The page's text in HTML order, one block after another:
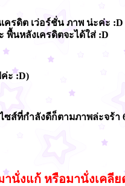
รดิต เว่อร์ชั่น ภาพ น่ะค่ะ :D
พื้นหลังเครดิตจะได้ใส่ :D
ะ :D)
ที่กำลังดีก็ตามภาพล่ะจร้า
นั่งแก้ หรือมานั่งเคลี